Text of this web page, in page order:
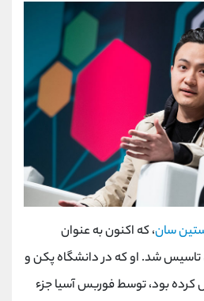
سان، که اکنون به عنوان
تاسیس شد. او که در دانشگاه پکن و
کرده بود، توسط فوربس آسیا جزء